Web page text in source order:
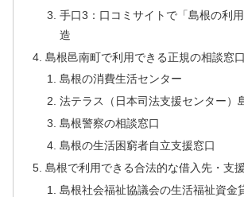
手口3：口コミサイトで「島根の利
造
島根邑南町で利用できる正規の相談窓口
島根の消費生活センター
法テラス（日本司法支援センター）
島根警察の相談窓口
島根の生活困窮者自立支援窓口
島根で利用できる合法的な借入先・支
島根社会福祉協議会の生活福祉資金